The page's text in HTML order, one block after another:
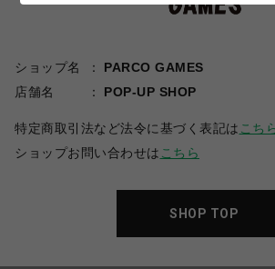
ショップ名
PARCO GAMES
店舗名
POP-UP SHOP
特定商取引法など法令に基づく表記は こち
ショップお問い合わせは こちら
SHOP TOP